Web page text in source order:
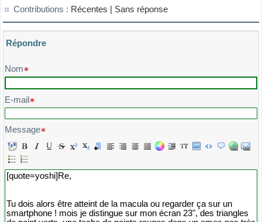
Contributions : Récentes | Sans réponse
Répondre
Veuillez composer votre message et l'envoyer
Nom
E-mail
Message